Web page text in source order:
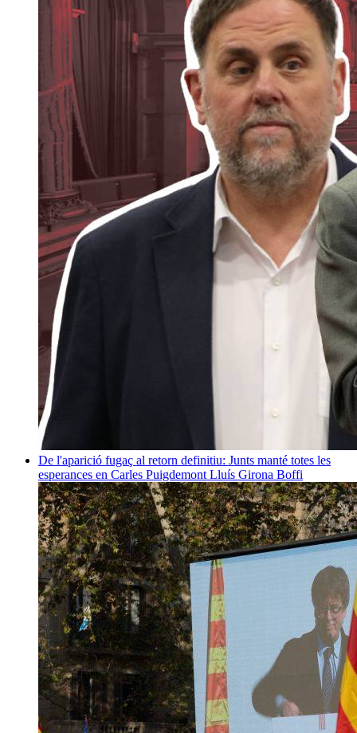
De l'aparició fugaç al retorn definitiu: Junts manté totes les
esperances en Carles Puigdemont Lluís Girona Boffi